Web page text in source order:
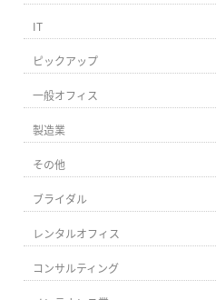
IT
ピックアップ
一般オフィス
製造業
その他
ブライダル
レンタルオフィス
コンサルティング